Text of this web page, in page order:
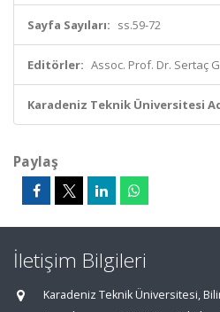
Sayfa Sayıları: ss.59-72
Editörler: Assoc. Prof. Dr. Sertaç
Karadeniz Teknik Üniversitesi
Paylaş
İletişim Bilgileri
Karadeniz Teknik Üniversitesi,